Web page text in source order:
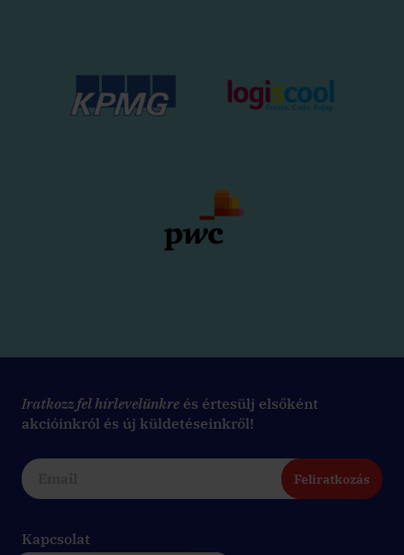
Iratkozz fel hírlevelünkre és értesülj elsőként
akcióinkról és új küldetéseinkről!
Feliratkozás
Kapcsolat